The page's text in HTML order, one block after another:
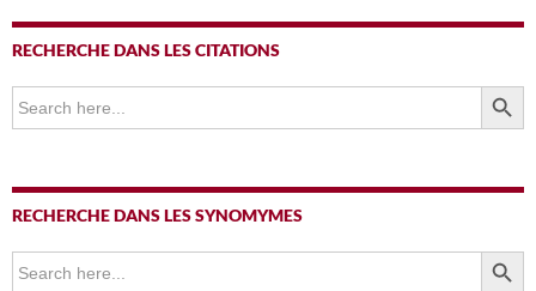
RECHERCHE DANS LES CITATIONS
Search
for:
SEARCH
RECHERCHE DANS LES SYNOMYMES
Search
for:
SEARCH